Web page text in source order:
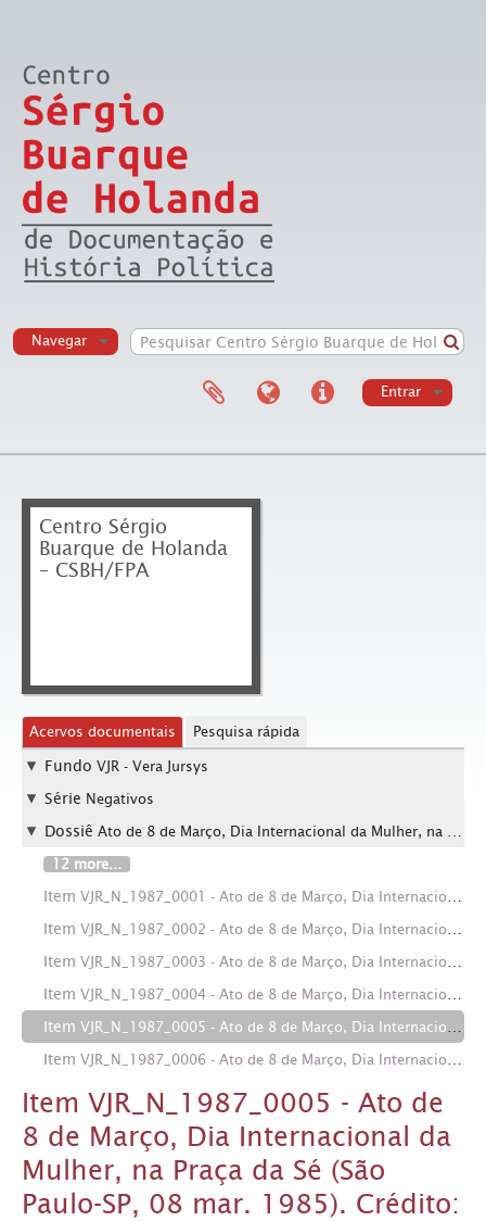
Navegar
Entrar
Centro Sérgio
Buarque de Holanda
– CSBH/FPA
Acervos documentais Pesquisa rápida
Fundo VJR - Vera Jursys
Série Negativos
Dossiê Ato de 8 de Março, Dia Internacional da Mulher, na Praça da Sé (São Paulo-SP, 08 mar. 1985)
12 more...
Item VJR_N_1987_0001 - Ato de 8 de Março, Dia Internacional da Mulher, na Praça da Sé (São Paulo-SP, 08 mar. 1985). Crédito: Vera Jursys
Item VJR_N_1987_0002 - Ato de 8 de Março, Dia Internacional da Mulher, na Praça da Sé (São Paulo-SP, 08 mar. 1985). Crédito: Vera Jursys
Item VJR_N_1987_0003 - Ato de 8 de Março, Dia Internacional da Mulher, na Praça da Sé (São Paulo-SP, 08 mar. 1985). Crédito: Vera Jursys
Item VJR_N_1987_0004 - Ato de 8 de Março, Dia Internacional da Mulher, na Praça da Sé (São Paulo-SP, 08 mar. 1985). Crédito: Vera Jursys
Item VJR_N_1987_0005 - Ato de 8 de Março, Dia Internacional da Mulher, na Praça da Sé (São Paulo-SP, 08 mar. 1985). Crédito: Vera Jursys
Item VJR_N_1987_0006 - Ato de 8 de Março, Dia Internacional da Mulher, na Praça da Sé (São Paulo-SP, 08 mar. 1985). Crédito: Vera Jursys
Item VJR_N_1987_0005 - Ato de
8 de Março, Dia Internacional da
Mulher, na Praça da Sé (São
Paulo-SP, 08 mar. 1985). Crédito: